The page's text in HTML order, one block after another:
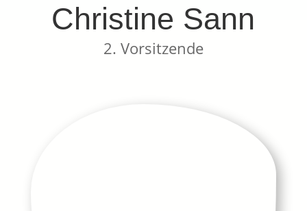
Christine Sann
2. Vorsitzende